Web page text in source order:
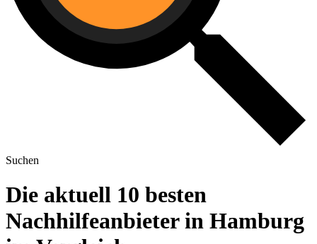
Suchen
Die aktuell 10 besten
Nachhilfeanbieter in Hamburg